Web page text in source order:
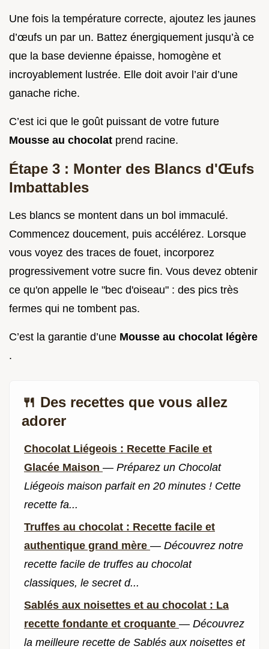
Une fois la température correcte, ajoutez les jaunes
d’œufs un par un. Battez énergiquement jusqu’à ce
que la base devienne épaisse, homogène et
incroyablement lustrée. Elle doit avoir l’air d’une
ganache riche.
C’est ici que le goût puissant de votre future
Mousse au chocolat prend racine.
Étape 3 : Monter des Blancs d'Œufs
Imbattables
Les blancs se montent dans un bol immaculé.
Commencez doucement, puis accélérez. Lorsque
vous voyez des traces de fouet, incorporez
progressivement votre sucre fin. Vous devez obtenir
ce qu'on appelle le "bec d'oiseau" : des pics très
fermes qui ne tombent pas.
C’est la garantie d’une Mousse au chocolat légère
.
🍴 Des recettes que vous allez
adorer
Chocolat Liégeois : Recette Facile et
Glacée Maison — Préparez un Chocolat
Liégeois maison parfait en 20 minutes ! Cette
recette fa...
Truffes au chocolat : Recette facile et
authentique grand mère — Découvrez notre
recette facile de truffes au chocolat
classiques, le secret d...
Sablés aux noisettes et au chocolat : La
recette fondante et croquante — Découvrez
la meilleure recette de Sablés aux noisettes et